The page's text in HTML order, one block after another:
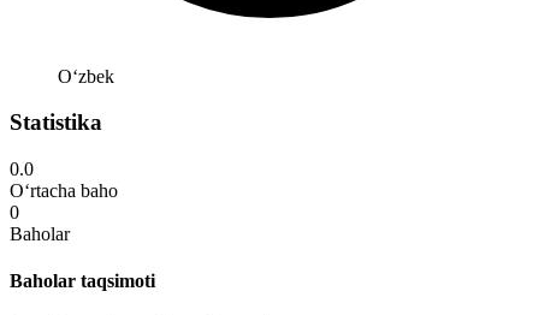
Oʻzbek
Statistika
0.0
O‘rtacha baho
0
Baholar
Baholar taqsimoti